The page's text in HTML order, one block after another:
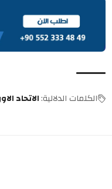
الكلمات الدلالية:الاتحاد